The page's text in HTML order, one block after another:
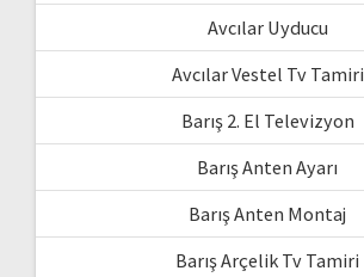
Avcılar Uyducu
Avcılar Vestel Tv Tamiri
Barış 2. El Televizyon
Barış Anten Ayarı
Barış Anten Montaj
Barış Arçelik Tv Tamiri